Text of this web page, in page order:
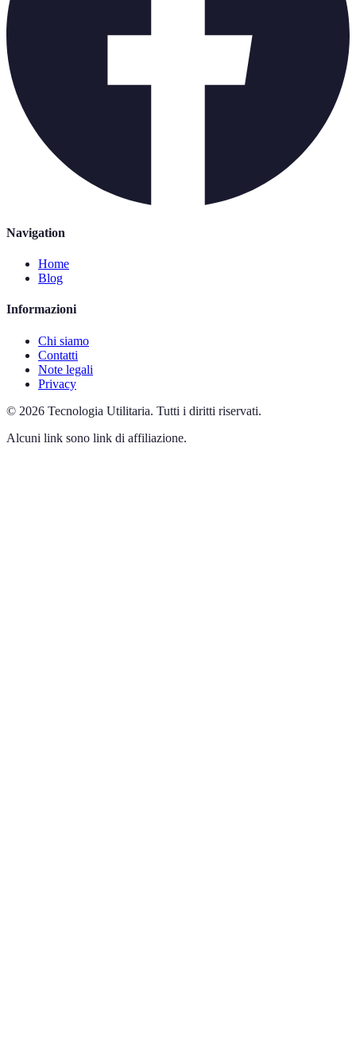
Navigation
Home
Blog
Informazioni
Chi siamo
Contatti
Note legali
Privacy
© 2026 Tecnologia Utilitaria. Tutti i diritti riservati.
Alcuni link sono link di affiliazione.